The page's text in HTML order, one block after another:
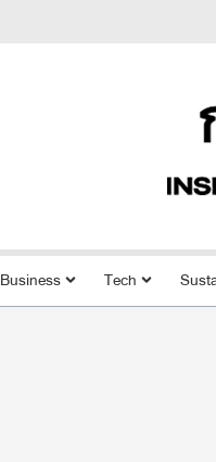
Business Tech